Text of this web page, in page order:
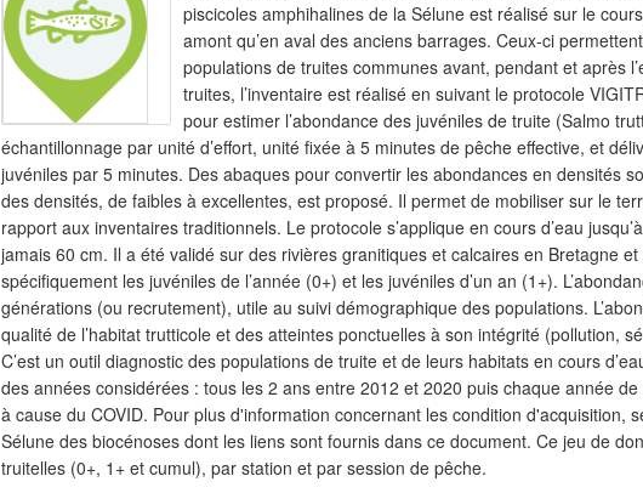
piscicoles amphihalines de la Sélune est réalisé sur le
amont qu’en aval des anciens barrages. Ceux-ci
populations de truites communes avant, pendant et après
truites, l’inventaire est réalisé en suivant le protocole
pour estimer l’abondance des juvéniles de truite (Salmo
échantillonnage par unité d’effort, unité fixée à 5 minutes de pêche effective, et
juvéniles par 5 minutes. Des abaques pour convertir les abondances en densités
des densités, de faibles à excellentes, est proposé. Il permet de mobiliser sur le
rapport aux inventaires traditionnels. Le protocole s’applique en cours d’eau
jamais 60 cm. Il a été validé sur des rivières granitiques et calcaires en Bretagne
spécifiquement les juvéniles de l’année (0+) et les juvéniles d’un an (1+).
générations (ou recrutement), utile au suivi démographique des populations.
qualité de l’habitat trutticole et des atteintes ponctuelles à son intégrité (pollution,
C’est un outil diagnostic des populations de truite et de leurs habitats en cours
des années considérées : tous les 2 ans entre 2012 et 2020 puis chaque année
à cause du COVID. Pour plus d'information concernant les condition d'acquisition,
Sélune des biocénoses dont les liens sont fournis dans ce document. Ce jeu de
truitelles (0+, 1+ et cumul), par station et par session de pêche.